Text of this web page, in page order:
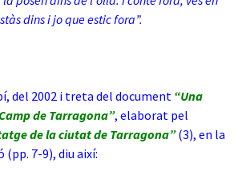
dins i jo que estic fora”.
del 2002 i treta del document “Una
de Tarragona”, elaborat pel
de la ciutat de Tarragona”(3), en la
(pp. 7-9), diu així: